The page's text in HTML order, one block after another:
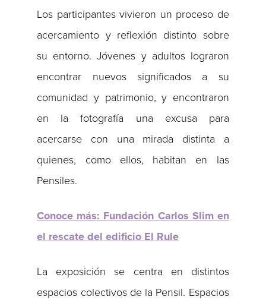
Los participantes vivieron un proceso de
acercamiento y reflexión distinto sobre
su entorno. Jóvenes y adultos lograron
encontrar nuevos significados a su
comunidad y patrimonio, y encontraron
en la fotografía una excusa para
acercarse con una mirada distinta a
quienes, como ellos, habitan en las
Pensiles.
Conoce más: Fundación Carlos Slim en
el rescate del edificio El Rule
La exposición se centra en distintos
espacios colectivos de la Pensil. Espacios